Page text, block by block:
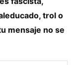
trol o
mensaje no se